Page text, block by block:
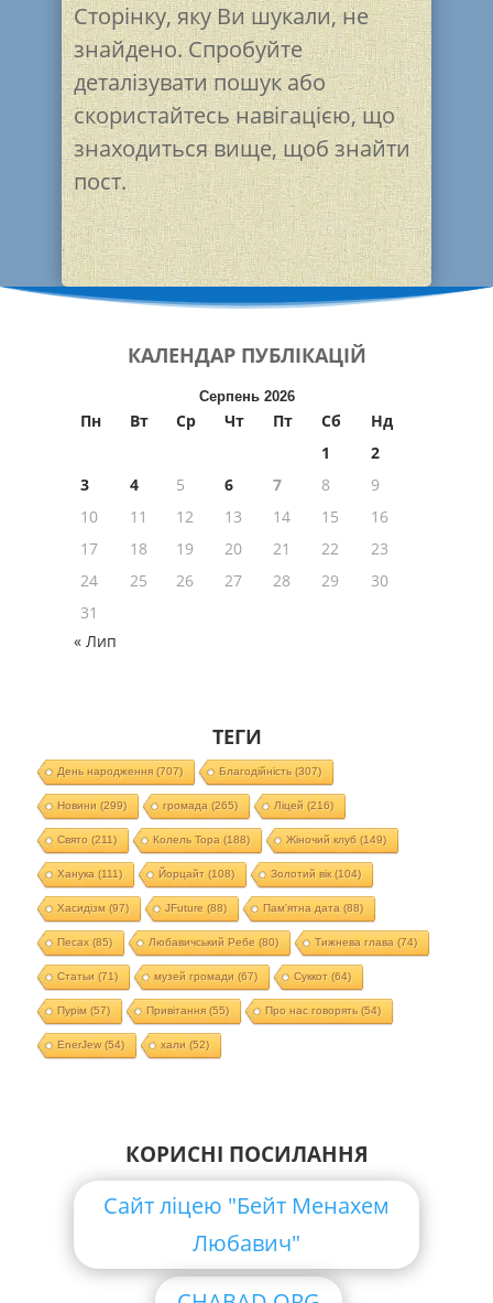
Сторінку, яку Ви шукали, не
знайдено. Спробуйте
деталізувати пошук або
скористайтесь навігацією, що
знаходиться вище, щоб знайти
пост.
КАЛЕНДАР ПУБЛІКАЦІЙ
Серпень 2026
Пн Вт Ср Чт Пт Сб
Нд
1
2
3
4 5 6 7 8
9
10
11 12 13 14 15
16
17
18 19 20 21 22
23
24
25 26 27 28 29
30
31
« Лип
ТЕГИ
День народження(707) Благодійність(307)
Новини (299) громада (265) Ліцей (216)
Свято (211) Колель Тора (188) Жіночий клуб (149)
Ханука (111) Йорцайт (108) Золотий вік(104)
Хасидізм (97) JFuture (88) Пам'ятна дата (88)
Песах(85) Любавичський Ребе (80) Тижнева глава (74)
Статьи (71) музей громади (67) Суккот (64)
Пурім (57) Привітання(55) Про нас говорять(54)
EnerJew(54) хали (52)
КОРИСНІ ПОСИЛАННЯ
Сайт ліцею "Бейт Менахем
Любавич"